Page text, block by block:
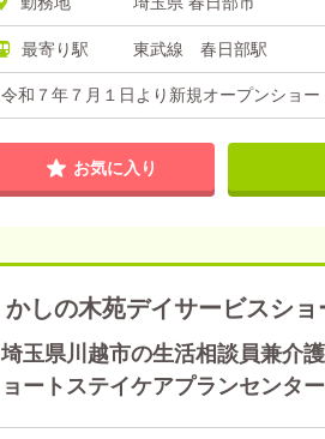
最寄り駅 東武線 春日部駅
令和７年７月１日より新規オープンショ
お気に入り
かしの木苑デイサービスシ
埼玉県川越市の生活相談員兼介
ョートステイケアプランセンター